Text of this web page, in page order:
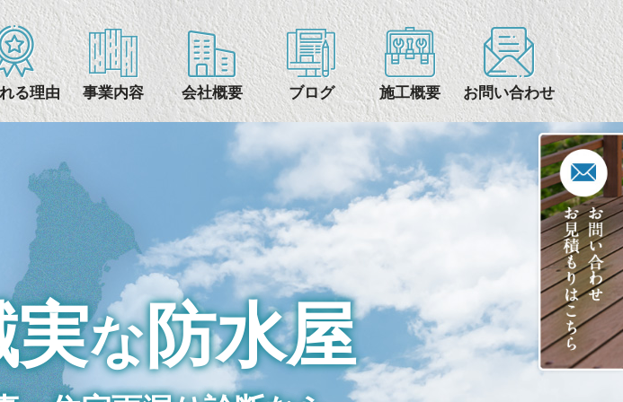
る理由 事業内容 会社概要 ブログ 施工概要 お問い合わせ
実な防水屋